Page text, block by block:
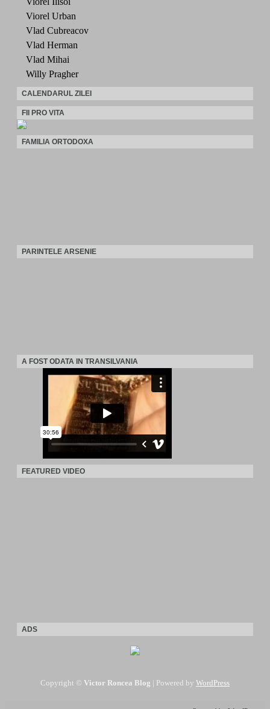
Viorel Urban
Vlad Cubreacov
Vlad Herman
Vlad Mihai
Willy Pragher
CALENDARUL ZILEI
FII PRO VITA
FAMILIA ORTODOXA
PARINTELE ARSENIE
A FOST ODATA IN TRANSILVANIA
FEATURED VIDEO
ADS
Copyright © Victor Roncea Blog | Powered by WordPress